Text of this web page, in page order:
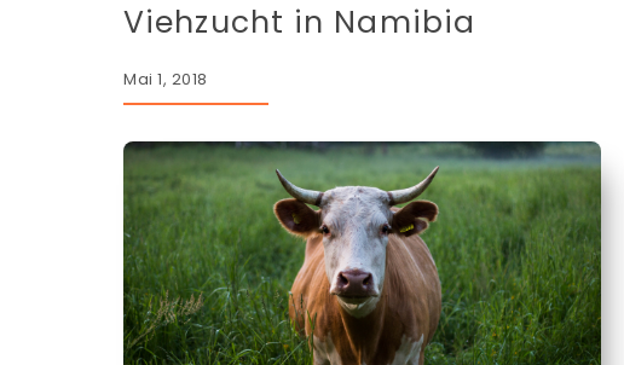
Viehzucht in Namibia
Mai 1, 2018